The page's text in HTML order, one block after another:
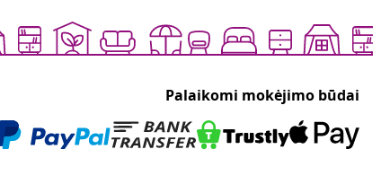
Palaikomi mokėjimo būdai